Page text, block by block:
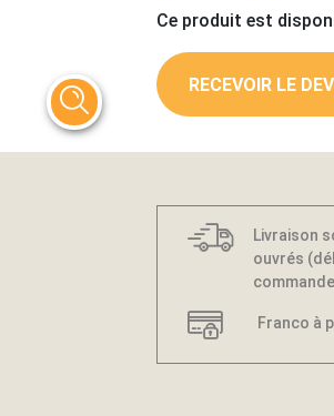
Ce produit est
RECEVOIR LE
Livraison
ouvrés
Franco à